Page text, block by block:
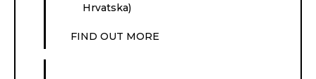
Hrvatska)
FIND OUT MORE